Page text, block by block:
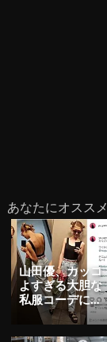
あなたにオススメ
山田優、カッコ
よすぎる大胆な
私服コーデに
「一般人には無
理？」